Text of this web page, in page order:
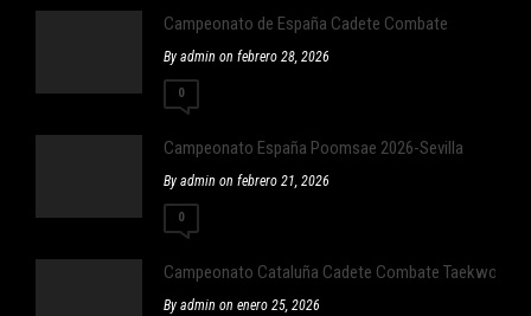
Campeonato de España Cadete Combate
By admin on febrero 28, 2026
0
Campeonato España Poomsae 2026-Sevilla
By admin on febrero 21, 2026
0
Campeonato Cataluña Cadete Combate Taekwondo
By admin on enero 25, 2026